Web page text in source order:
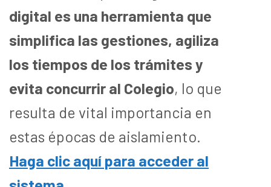
digital es una herramienta que
simplifica las gestiones, agiliza
los tiempos de los trámites y
evita concurrir al Colegio, lo que
resulta de vital importancia en
estas épocas de aislamiento.
Haga clic aquí para acceder al